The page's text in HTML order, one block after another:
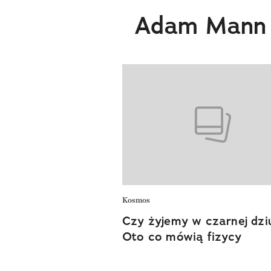
Adam Mann
Kosmos
Czy żyjemy w czarnej
Oto co mówią fizycy